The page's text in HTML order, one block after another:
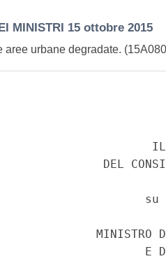
MINISTRI 15 ottobre 2015
urbane degradate.